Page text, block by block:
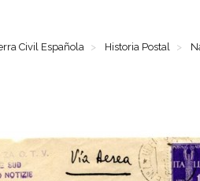
Civil Española Historia Postal